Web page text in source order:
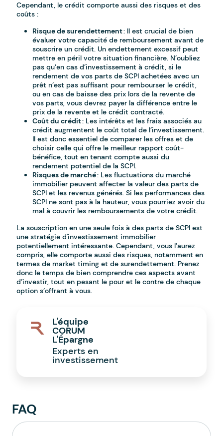
Cependant, le crédit comporte aussi des risques et des
coûts :
Risque de surendettement: Il est crucial de bien
évaluer votre capacité de remboursement avant de
souscrire un crédit. Un endettement excessif peut
mettre en péril votre situation financière. N’oubliez
pas qu’en cas d’investissement à crédit, si le
rendement de vos parts de SCPI achetées avec un
prêt n’est pas suffisant pour rembourser le crédit,
ou en cas de baisse des prix lors de la revente de
vos parts, vous devrez payer la différence entre le
prix de la revente et le crédit contracté.
Coût du crédit: Les intérêts et les frais associés au
crédit augmentent le coût total de l’investissement.
Il est donc essentiel de comparer les offres et de
choisir celle qui offre le meilleur rapport coût-
bénéfice, tout en tenant compte aussi du
rendement potentiel de la SCPI.
Risques de marché: Les fluctuations du marché
immobilier peuvent affecter la valeur des parts de
SCPI et les revenus générés. Si les performances des
SCPI ne sont pas à la hauteur, vous pourriez avoir du
mal à couvrir les remboursements de votre crédit.
La souscription en une seule fois à des parts de SCPI est
une stratégie d'investissement immobilier
potentiellement intéressante. Cependant, vous l’aurez
compris, elle comporte aussi des risques, notamment en
termes de market timing et de surendettement. Prenez
donc le temps de bien comprendre ces aspects avant
d’investir, tout en pesant le pour et le contre de chaque
option s’offrant à vous.
L'équipe
CORUM
L'Épargne
Experts en
investissement
FAQ